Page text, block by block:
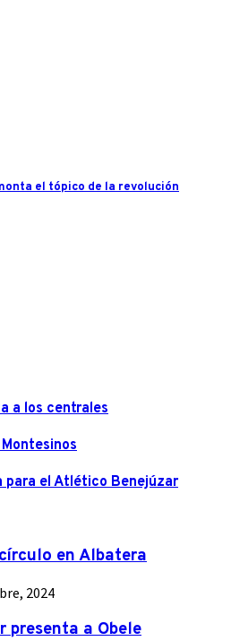
el tópico de la revolución
a los centrales
para el Atlético Benejúzar
en Albatera
2024
presenta a Obele